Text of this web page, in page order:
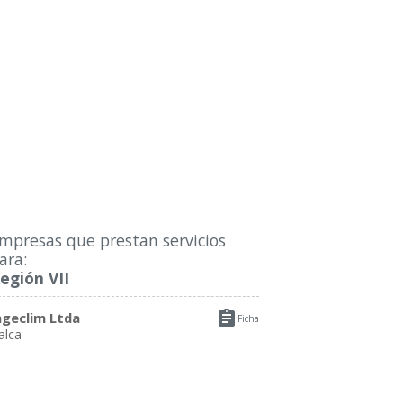
que prestan servicios
VII
 Ficha
Ltda